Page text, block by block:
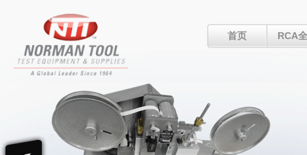
首页 RCA